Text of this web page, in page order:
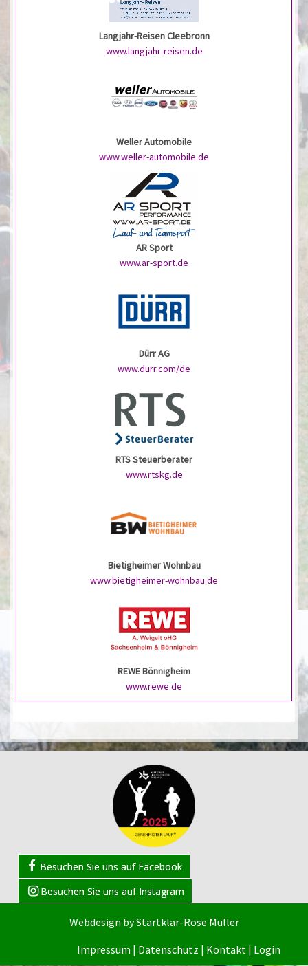
Langjahr-Reisen Cleebronn
www.langjahr-reisen.de
Weller Automobile
www.weller-automobile.de
AR Sport
www.ar-sport.de
Dürr AG
www.durr.com/de
RTS Steuerberater
www.rtskg.de
Bietigheimer Wohnbau
www.bietigheimer-wohnbau.de
REWE Bönnigheim
www.rewe.de
Besuchen Sie uns auf Facebook
Besuchen Sie uns auf Instagram
Webdesign byStartklar-Rose Müller
Impressum | Datenschutz | Kontakt | Login